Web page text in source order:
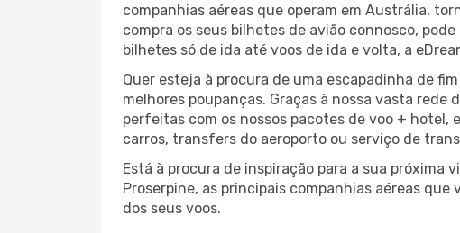
companhias aéreas que operam em Austrália,
compra os seus bilhetes de avião connosco,
bilhetes só de ida até voos de ida e volta, a
Quer esteja à procura de uma escapadinha de
melhores poupanças. Graças à nossa vasta
perfeitas com os nossos pacotes de voo + hotel,
carros, transfers do aeroporto ou serviço de
Está à procura de inspiração para a sua próxima
Proserpine, as principais companhias aéreas
dos seus voos.